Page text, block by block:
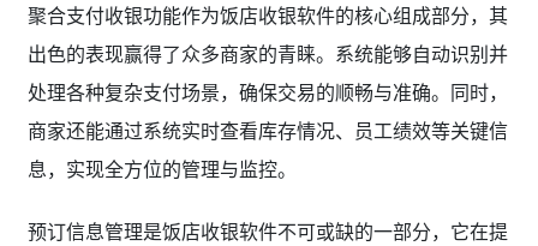
聚合支付收银功能作为饭店收银软件的核心组成部分，其
出色的表现赢得了众多商家的青睐。系统能够自动识别并
处理各种复杂支付场景，确保交易的顺畅与准确。同时，
商家还能通过系统实时查看库存情况、员工绩效等关键信
息，实现全方位的管理与监控。
预订信息管理是饭店收银软件不可或缺的一部分，它在提